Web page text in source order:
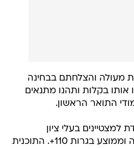
מעולה והצלחתם בבחינה
בקלות ותהנו מתנאים
התואר הראשון.
למצטיינים בעלי ציון
פסיכומטרי 735 ומעלה וממוצע בגרות 110+. התוכנית